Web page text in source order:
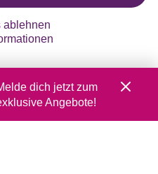
ablehnen
dich jetzt zum
Angebote!